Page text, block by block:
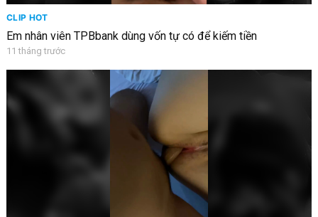
CLIP HOT
Em nhân viên TPBbank dùng vốn tự có để kiếm tiền
11 tháng trước